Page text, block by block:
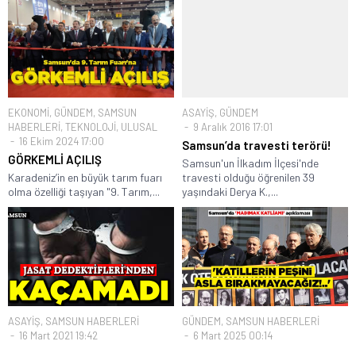
EKONOMİ, GÜNDEM, SAMSUN
HABERLERİ, TEKNOLOJİ, ULUSAL
16 Ekim 2024 17:00
GÖRKEMLİ AÇILIŞ
Karadeniz’in en büyük tarım fuarı
olma özelliği taşıyan "9. Tarım,...
ASAYİŞ, GÜNDEM
9 Aralık 2016 17:01
Samsun’da travesti terörü!
Samsun'un İlkadım İlçesi'nde
travesti olduğu öğrenilen 39
yaşındaki Derya K.,...
ASAYİŞ, SAMSUN HABERLERİ
16 Mart 2021 19:42
GÜNDEM, SAMSUN HABERLERİ
6 Mart 2025 00:14